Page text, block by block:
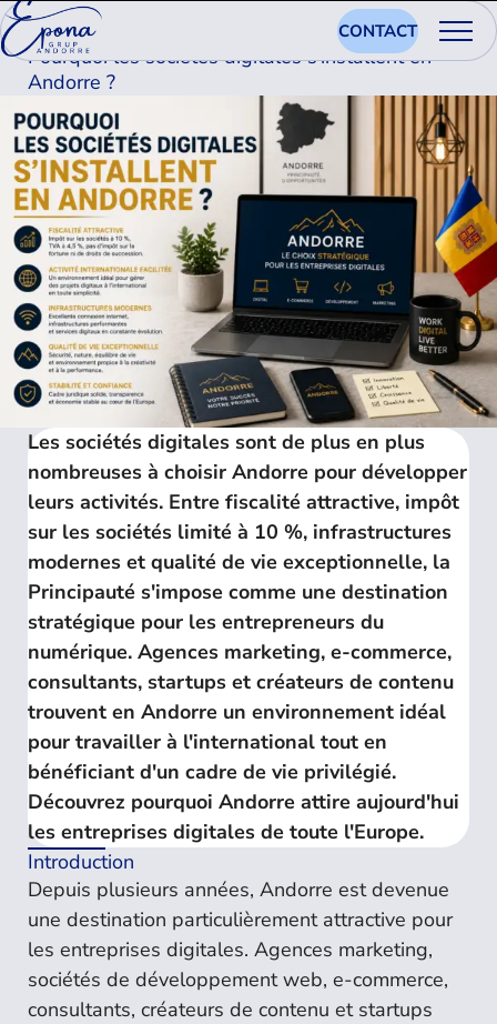
CONTACT
Pourquoi les sociétés digitales s’installent en
Andorre ?
Les sociétés digitales sont de plus en plus
nombreuses à choisir Andorre pour développer
leurs activités. Entre fiscalité attractive, impôt
sur les sociétés limité à 10 %, infrastructures
modernes et qualité de vie exceptionnelle, la
Principauté s'impose comme une destination
stratégique pour les entrepreneurs du
numérique. Agences marketing, e-commerce,
consultants, startups et créateurs de contenu
trouvent en Andorre un environnement idéal
pour travailler à l'international tout en
bénéficiant d'un cadre de vie privilégié.
Découvrez pourquoi Andorre attire aujourd'hui
les entreprises digitales de toute l'Europe.
Introduction
Depuis plusieurs années, Andorre est devenue
une destination particulièrement attractive pour
les entreprises digitales. Agences marketing,
sociétés de développement web, e-commerce,
consultants, créateurs de contenu et startups